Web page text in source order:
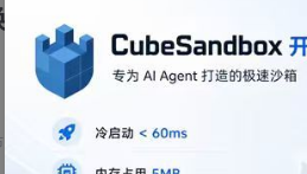
后地图就不见了，
eady initialized